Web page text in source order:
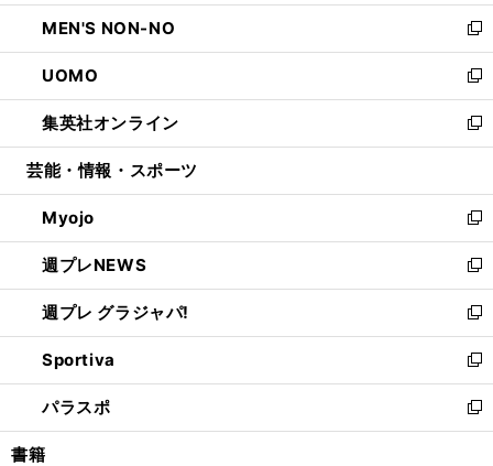
開
く
ウ
で
開
く
ン
ド
ウ
で
開
く
ウ
ィ
ン
ド
ウ
で
開
し
い
ウ
ィ
ン
ド
ウ
開
く
MEN'S NON-NO
新
し
い
ウ
ィ
ン
ウ
で
開
く
UOMO
新
し
い
ウ
ン
ド
ウ
で
開
く
集英社オンライン
新
し
ウ
ィ
ン
ド
ウ
で
開
く
芸能・情報・スポーツ
Myojo
新
し
い
ウ
ィ
ン
ド
ウ
で
開
週プレNEWS
新
し
い
ウ
ィ
ン
ド
ウ
週プレ グラジャパ!
新
し
い
ウ
ィ
ン
Sportiva
新
し
い
ウ
パラスポ
新
し
書籍